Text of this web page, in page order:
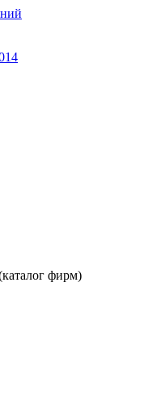
фирм)